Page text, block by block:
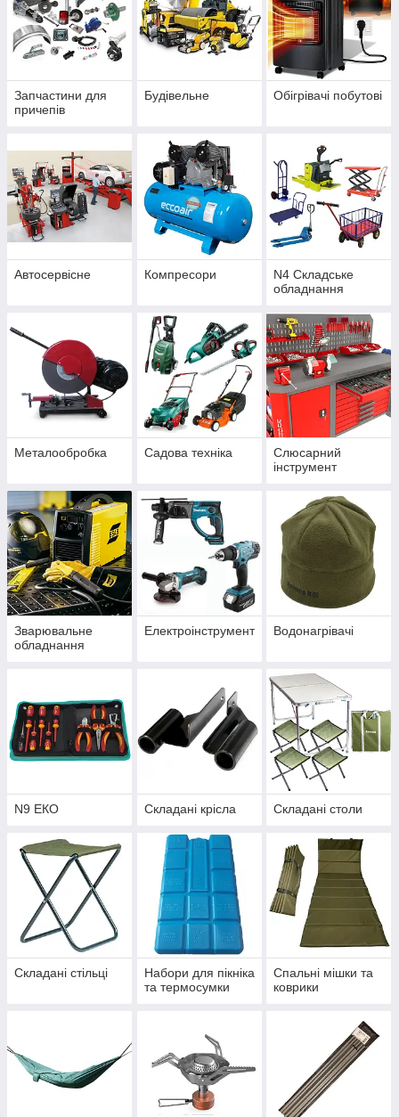
Запчастини для
причепів
Будівельне Обігрівачі побутові
Автосервісне Компресори
N4 Складське
обладнання
Металообробка Садова техніка
Слюсарний
інструмент
Зварювальне
обладнання
Електроінструмент Водонагрівачі
N9 ЕКО Складані крісла Складані столи
Складані стільці
Набори для пікніка
та термосумки
Спальні мішки та
коврики